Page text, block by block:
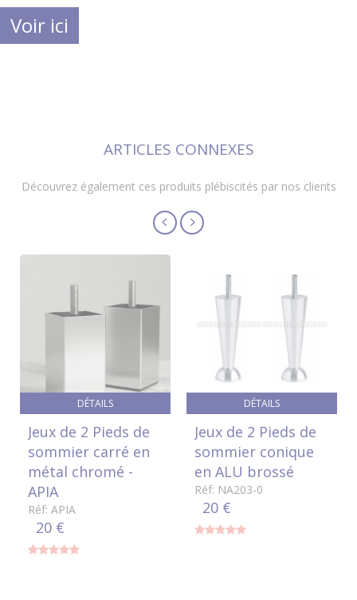
Voir ici
ARTICLES CONNEXES
Découvrez également ces produits plébiscités par nos clients
DÉTAILS
Jeux de 2 Pieds de
sommier carré en
métal chromé -
APIA
Réf: APIA
20 €
DÉTAILS
Jeux de 2 Pieds de
sommier conique
en ALU brossé
Réf: NA203-0
20 €